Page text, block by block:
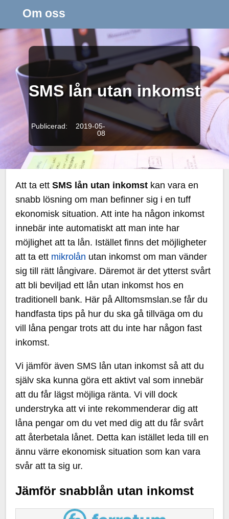
Om oss
SMS lån utan inkomst
Publicerad: 2019-05-
08
Att ta ettSMS lån utan inkomst kan vara en
snabb lösning om man befinner sig i en tuff
ekonomisk situation. Att inte ha någon inkomst
innebär inte automatiskt att man inte har
möjlighet att ta lån. Istället finns det möjligheter
att ta ett mikrolån utan inkomst om man vänder
sig till rätt långivare. Däremot är det ytterst svårt
att bli beviljad ett lån utan inkomst hos en
traditionell bank. Här på Alltomsmslan.se får du
handfasta tips på hur du ska gå tillväga om du
vill låna pengar trots att du inte har någon fast
inkomst.
Vi jämför även SMS lån utan inkomst så att du
själv ska kunna göra ett aktivt val som innebär
att du får lägst möjliga ränta. Vi vill dock
understryka att vi inte rekommenderar dig att
låna pengar om du vet med dig att du får svårt
att återbetala lånet. Detta kan istället leda till en
ännu värre ekonomisk situation som kan vara
svår att ta sig ur.
Jämför snabblån utan inkomst